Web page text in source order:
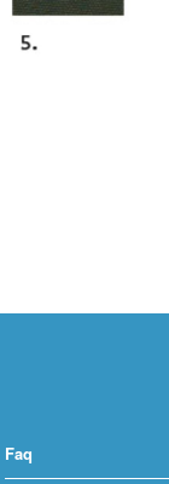
Faq